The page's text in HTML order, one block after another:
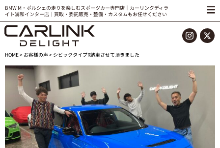
BMW M・ポルシェの走りを楽しむスポーツカー専門店｜カーリンクディラ
イト浦和インター店｜買取・委託販売・整備・カスタムもお任せください
HOME> お客様の声> シビックタイプR納車させて頂きました